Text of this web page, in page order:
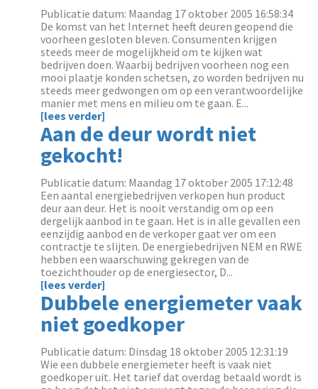
Publicatie datum: Maandag 17 oktober 2005 16:58:34
De komst van het Internet heeft deuren geopend die
voorheen gesloten bleven. Consumenten krijgen
steeds meer de mogelijkheid om te kijken wat
bedrijven doen. Waarbij bedrijven voorheen nog een
mooi plaatje konden schetsen, zo worden bedrijven nu
steeds meer gedwongen om op een verantwoordelijke
manier met mens en milieu om te gaan. E...
[lees verder]
Aan de deur wordt niet
gekocht!
Publicatie datum: Maandag 17 oktober 2005 17:12:48
Een aantal energiebedrijven verkopen hun product
deur aan deur. Het is nooit verstandig om op een
dergelijk aanbod in te gaan. Het is in alle gevallen een
eenzijdig aanbod en de verkoper gaat ver om een
contractje te slijten. De energiebedrijven NEM en RWE
hebben een waarschuwing gekregen van de
toezichthouder op de energiesector, D...
[lees verder]
Dubbele energiemeter vaak
niet goedkoper
Publicatie datum: Dinsdag 18 oktober 2005 12:31:19
Wie een dubbele energiemeter heeft is vaak niet
goedkoper uit. Het tarief dat overdag betaald wordt is